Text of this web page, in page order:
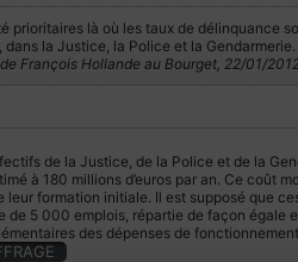
prioritaires là où les taux de délinquance
dans la Justice, la Police et la
François Hollande au Bourget, 22/01/
de la Justice, de la Police et de la
à 180 millions d’euros par an. Ce coût
leur formation initiale. Il est supposé que
5 000 emplois, répartie de façon égale
des dépenses de